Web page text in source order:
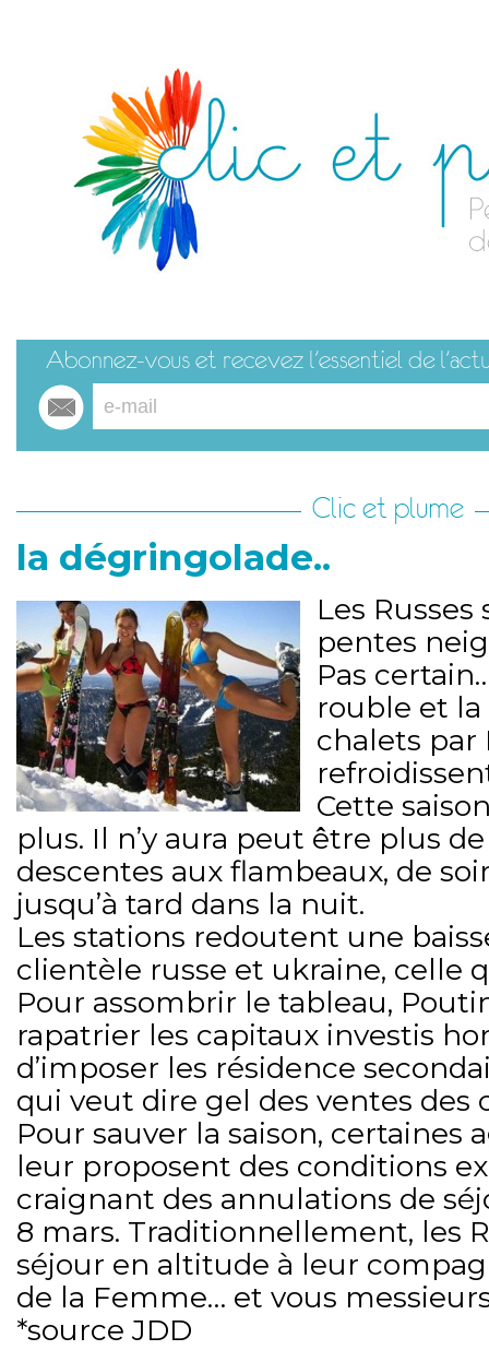
Clic et plume
la dégringolade..
Les
pentes
Pas
rouble et
chalets par
Cette
plus. Il n’y aura peut être plus
descentes aux flambeaux, de
jusqu’à tard dans la nuit.
Les stations redoutent une
clientèle russe et ukraine, celle
Pour assombrir le tableau,
rapatrier les capitaux investis
d’imposer les résidence
qui veut dire gel des ventes des
Pour sauver la saison, certaines
leur proposent des conditions
craignant des annulations de
8 mars. Traditionnellement, les
séjour en altitude à leur
de la Femme… et vous
*source JDD